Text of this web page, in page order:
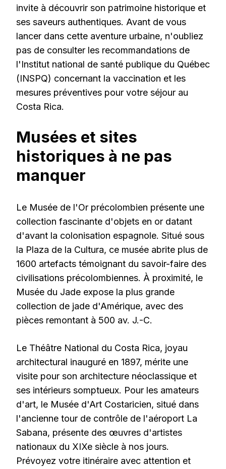
invite à découvrir son patrimoine historique et
ses saveurs authentiques. Avant de vous
lancer dans cette aventure urbaine, n'oubliez
pas de consulter les recommandations de
l'Institut national de santé publique du Québec
(INSPQ) concernant la vaccination et les
mesures préventives pour votre séjour au
Costa Rica.
Musées et sites
historiques à ne pas
manquer
Le Musée de l'Or précolombien présente une
collection fascinante d'objets en or datant
d'avant la colonisation espagnole. Situé sous
la Plaza de la Cultura, ce musée abrite plus de
1600 artefacts témoignant du savoir-faire des
civilisations précolombiennes. À proximité, le
Musée du Jade expose la plus grande
collection de jade d'Amérique, avec des
pièces remontant à 500 av. J.-C.
Le Théâtre National du Costa Rica, joyau
architectural inauguré en 1897, mérite une
visite pour son architecture néoclassique et
ses intérieurs somptueux. Pour les amateurs
d'art, le Musée d'Art Costaricien, situé dans
l'ancienne tour de contrôle de l'aéroport La
Sabana, présente des œuvres d'artistes
nationaux du XIXe siècle à nos jours.
Prévoyez votre itinéraire avec attention et